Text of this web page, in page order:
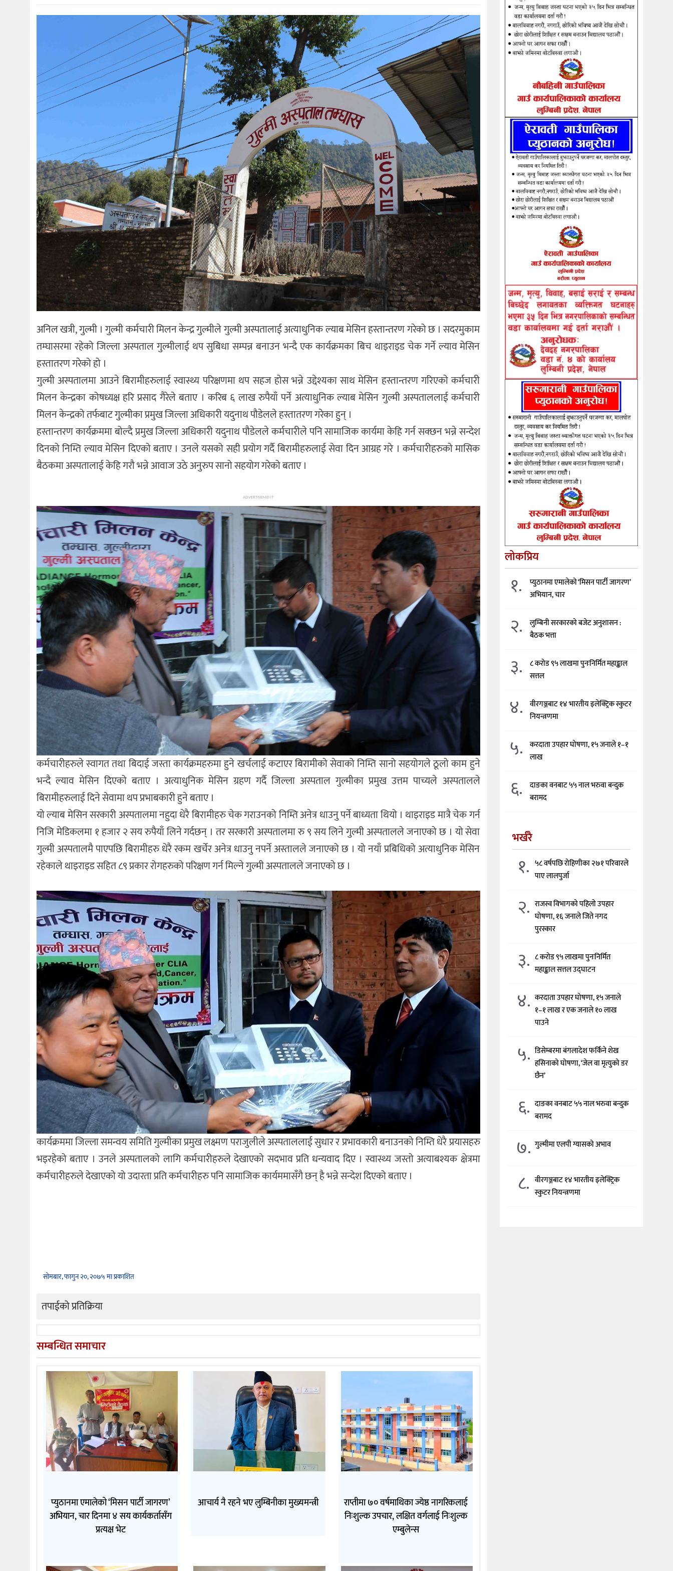
अनिल खत्री, गुल्मी । गुल्मी कर्मचारी मिलन केन्द्र गुल्मीले गुल्मी अस्पतालाई अत्याधुनिक ल्याब मेसिन हस्तान्तरण गरेको छ । सदरमुकाम
तम्घासरमा रहेको जिल्ला अस्पताल गुल्मीलाई थप सुबिधा सम्पन्न बनाउन भन्दै एक कार्यक्रमका बिच थाइराइड चेक गर्ने ल्याव मेसिन
हस्तातरण गरेको हो ।
गुल्मी अस्पतालमा आउने बिरामीहरुलाई स्वास्थ्य परिक्षणमा थप सहज होस भन्ने उद्देश्यका साथ मेसिन हस्तान्तरण गरिएको कर्मचारी
मिलन केन्द्रका कोषध्यक्ष हरि प्रसाद गैरेले बताए । करिब ६ लाख रुपैयाँ पर्ने अत्याधुनिक ल्याब मेसिन गुल्मी अस्पताललाई कर्मचारी
मिलन केन्द्रको तर्फबाट गुल्मीका प्रमुख जिल्ला अधिकारी यदुनाथ पौडेलले हस्तातरण गरेका हुन् ।
हस्तान्तरण कार्यक्रममा बोल्दै प्रमुख जिल्ला अधिकारी यदुनाथ पौडेलले कर्मचारीले पनि सामाजिक कार्यमा केहि गर्न सक्छन भन्ने सन्देश
दिनको निम्ति ल्याव मेसिन दिएको बताए । उनले यसको सही प्रयोग गर्दै बिरामीहरुलाई सेवा दिन आग्रह गरे । कर्मचारीहरुको मासिक
बैठकमा अस्पतालाई केहि गरौ भन्ने आवाज उठे अनुरुप सानो सहयोग गरेको बताए ।
ADVERTISEMENT
कर्मचारीहरुले स्वागत तथा बिदाई जस्ता कार्यक्रमहरुमा हुने खर्चलाई कटाएर बिरामीको सेवाको निम्ति सानो सहयोगले ठूलो काम हुने
भन्दै ल्याव मेसिन दिएको बताए । अत्याधुनिक मेसिन ग्रहण गर्दै जिल्ला अस्पताल गुल्मीका प्रमुख उत्तम पाच्यले अस्पतालले
बिरामीहरुलाई दिने सेवामा थप प्रभाबकारी हुने बताए ।
यो ल्याब मेसिन सरकारी अस्पतालमा नहुदा धेरै बिरामीहरु चेक गराउनको निम्ति अनेत्र धाउनु पर्ने बाध्यता थियो । थाइराइड मात्रै चेक गर्न
निजि मेडिकलमा १ हजार २ सय रुपैयाँ लिने गर्दछन् । तर सरकारी अस्पतालमा रु ९ सय लिने गुल्मी अस्पतालले जनाएको छ । यो सेवा
गुल्मी अस्पतालमै पाएपछि बिरामीहरु धेरै रकम खर्चेर अनेत्र धाउनु नपर्ने अस्तालले जनाएको छ । यो नयाँ प्रबिधिको अत्याधुनिक मेसिन
रहेकाले थाइराइड सहित ८९ प्रकार रोगहरुको परिक्षण गर्न मिल्ने गुल्मी अस्पतालले जनाएको छ ।
कार्यक्रममा जिल्ला समन्वय समिति गुल्मीका प्रमुख लक्ष्मण पराजुलीले अस्पताललाई सुधार र प्रभावकारी बनाउनको निम्ति धेरै प्रयासहरु
भइरहेको बताए । उनले अस्पतालको लागि कर्मचारीहरुले देखाएको सदभाव प्रति धन्यवाद दिए । स्वास्थ्य जस्तो अत्याबश्यक क्षेत्रमा
कर्मचारीहरुले देखाएको यो उदारता प्रति कर्मचारीहरु पनि सामाजिक कार्यममासँगै छन् है भन्ने सन्देश दिएको बताए ।
सोमबार, फागुन २०, २०७५ मा प्रकाशित
तपाईको प्रतिक्रिया
सम्बन्धित समाचार
प्युठानमा एमालेको ‘मिसन पार्टी जागरण’
अभियान, चार दिनमा ४ सय कार्यकर्तासँग
प्रत्यक्ष भेट
आचार्य नै रहने भए लुम्बिनीका मुख्यमन्त्री
राप्तीमा ७० वर्षमाथिका ज्येष्ठ नागरिकलाई
निःशुल्क उपचार, लक्षित वर्गलाई निःशुल्क
एम्बुलेन्स
लोकप्रिय
१.
प्युठानमा एमालेको ‘मिसन पार्टी जागरण’
अभियान, चार
२.
लुम्बिनी सरकारको बजेट अनुशासन :
बैठक भत्ता
३.
८ करोड ९५ लाखमा पुनःनिर्मित महाङ्काल
सत्तल
४.
वीरगञ्जबाट १४ भारतीय इलेक्ट्रिक स्कुटर
नियन्त्रणमा
५.
करदाता उपहार घोषणा, १५ जनाले १–१
लाख
६.
दाङका वनबाट ५५ नाल भरुवा बन्दुक
बरामद
भर्खरै
१. ५८ वर्षपछि रोहिणीका २७१ परिवारले
पाए लालपुर्जा
२. राजस्व विभागको पहिलो उपहार
घोषणा, १६ जनाले जिते नगद
पुरस्कार
३. ८ करोड ९५ लाखमा पुनःनिर्मित
महाङ्काल सत्तल उद्घाटन
४. करदाता उपहार घोषणा, १५ जनाले
१–१ लाख र एक जनाले १० लाख
पाउने
५. डिसेम्बरमा बंगलादेश फर्किने शेख
हसिनाको घोषणा, ‘जेल वा मृत्युको डर
छैन’
६. दाङका वनबाट ५५ नाल भरुवा बन्दुक
बरामद
७. गुल्मीमा एलपी ग्यासको अभाव
८. वीरगञ्जबाट १४ भारतीय इलेक्ट्रिक
स्कुटर नियन्त्रणमा